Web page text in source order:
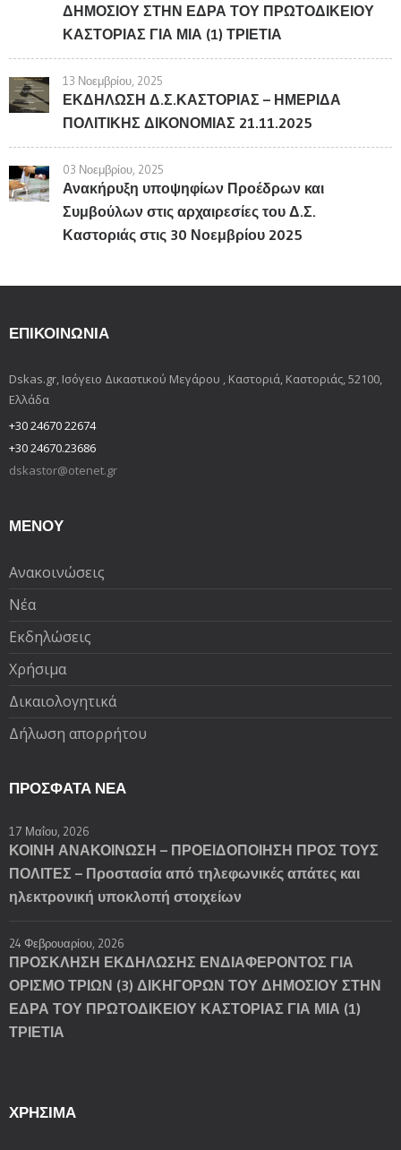
ΔΗΜΟΣΙΟΥ ΣΤΗΝ ΕΔΡΑ ΤΟΥ ΠΡΩΤΟΔΙΚΕΙΟΥ
ΚΑΣΤΟΡΙΑΣ ΓΙΑ ΜΙΑ (1) ΤΡΙΕΤΙΑ
13 Νοεμβρίου, 2025
ΕΚΔΗΛΩΣΗ Δ.Σ.ΚΑΣΤΟΡΙΑΣ – ΗΜΕΡΙΔΑ
ΠΟΛΙΤΙΚΗΣ ΔΙΚΟΝΟΜΙΑΣ 21.11.2025
03 Νοεμβρίου, 2025
Ανακήρυξη υποψηφίων Προέδρων και
Συμβούλων στις αρχαιρεσίες του Δ.Σ.
Καστοριάς στις 30 Νοεμβρίου 2025
ΕΠΙΚΟΙΝΩΝΊΑ
Dskas.gr, Ισόγειο Δικαστικού Μεγάρου , Καστοριά, Καστοριάς, 52100,
Ελλάδα
+30 24670 22674
+30 24670.23686
dskastor@otenet.gr
ΜΕΝΟΥ
Ανακοινώσεις
Νέα
Εκδηλώσεις
Χρήσιμα
Δικαιολογητικά
Δήλωση απορρήτου
ΠΡΌΣΦΑΤΑ ΝΈΑ
17 Μαΐου, 2026
ΚΟΙΝΗ ΑΝΑΚΟΙΝΩΣΗ – ΠΡΟΕΙΔΟΠΟΙΗΣΗ ΠΡΟΣ ΤΟΥΣ
ΠΟΛΙΤΕΣ – Προστασία από τηλεφωνικές απάτες και
ηλεκτρονική υποκλοπή στοιχείων
24 Φεβρουαρίου, 2026
ΠΡΟΣΚΛΗΣΗ ΕΚΔΗΛΩΣΗΣ ΕΝΔΙΑΦΕΡΟΝΤΟΣ ΓΙΑ
ΟΡΙΣΜΟ ΤΡΙΩΝ (3) ΔΙΚΗΓΟΡΩΝ ΤΟΥ ΔΗΜΟΣΙΟΥ ΣΤΗΝ
ΕΔΡΑ ΤΟΥ ΠΡΩΤΟΔΙΚΕΙΟΥ ΚΑΣΤΟΡΙΑΣ ΓΙΑ ΜΙΑ (1)
ΤΡΙΕΤΙΑ
ΧΡΗΣΙΜΑ